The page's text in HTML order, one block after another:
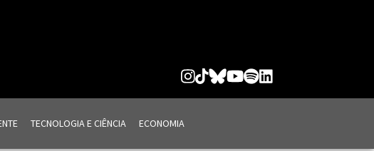
TECNOLOGIA E CIÊNCIA ECONOMIA